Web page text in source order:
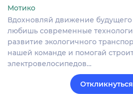
Мотико
Вдохновляй движение
любишь современные
развитие экологичного
нашей команде и помогай
электровелосипедов…
Откликнуться